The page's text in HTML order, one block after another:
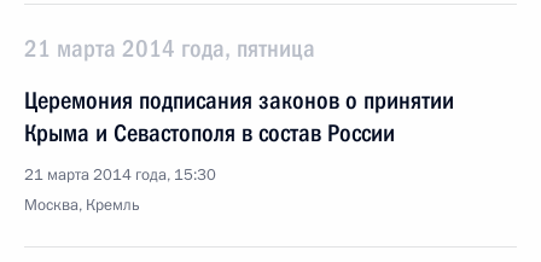
21 марта 2014 года, пятница
Церемония подписания законов о принятии
Крыма и Севастополя в состав России
21 марта 2014 года, 15:30
Москва, Кремль